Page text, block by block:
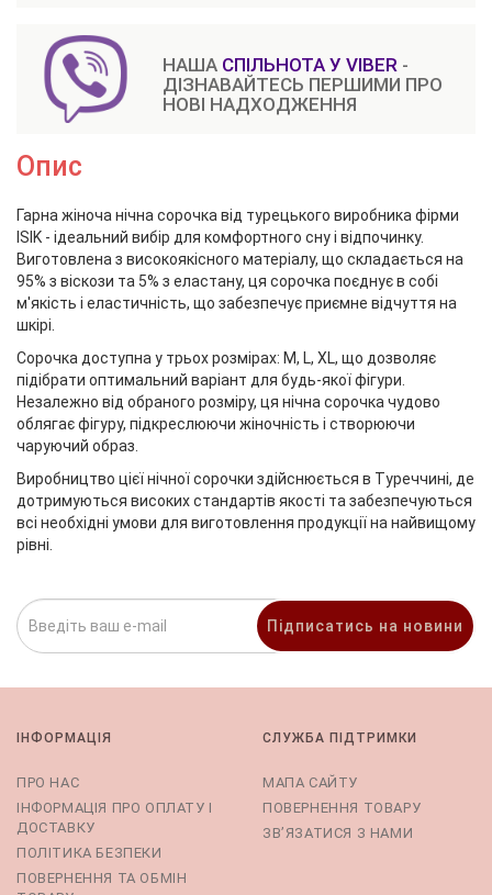
НАША СПІЛЬНОТА У VIBER -
ДІЗНАВАЙТЕСЬ ПЕРШИМИ ПРО
НОВІ НАДХОДЖЕННЯ
Опис
Гарна жіноча нічна сорочка від турецького виробника фірми
ISIK - ідеальний вибір для комфортного сну і відпочинку.
Виготовлена з високоякісного матеріалу, що складається на
95% з віскози та 5% з еластану, ця сорочка поєднує в собі
м'якість і еластичність, що забезпечує приємне відчуття на
шкірі.
Сорочка доступна у трьох розмірах: M, L, XL, що дозволяє
підібрати оптимальний варіант для будь-якої фігури.
Незалежно від обраного розміру, ця нічна сорочка чудово
облягає фігуру, підкреслюючи жіночність і створюючи
чаруючий образ.
Виробництво цієї нічної сорочки здійснюється в Туреччині, де
дотримуються високих стандартів якості та забезпечуються
всі необхідні умови для виготовлення продукції на найвищому
рівні.
Підписатись на новини
ІНФОРМАЦІЯ
ПРО НАС
ІНФОРМАЦІЯ ПРО ОПЛАТУ І
ДОСТАВКУ
ПОЛІТИКА БЕЗПЕКИ
ПОВЕРНЕННЯ ТА ОБМІН
СЛУЖБА ПІДТРИМКИ
МАПА САЙТУ
ПОВЕРНЕННЯ ТОВАРУ
ЗВ’ЯЗАТИСЯ З НАМИ